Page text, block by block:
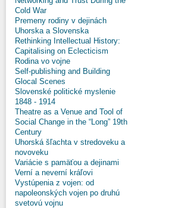
Cold War
Premeny rodiny v dejinách
Uhorska a Slovenska
Rethinking Intellectual History:
Capitalising on Eclecticism
Rodina vo vojne
Self-publishing and Building
Glocal Scenes
Slovenské politické myslenie
1848 - 1914
Theatre as a Venue and Tool of
Social Change in the “Long” 19th
Century
Uhorská šľachta v stredoveku a
novoveku
Variácie s pamäťou a dejinami
Verní a neverní kráľovi
Vystúpenia z vojen: od
napoleonských vojen po druhú
svetovú vojnu